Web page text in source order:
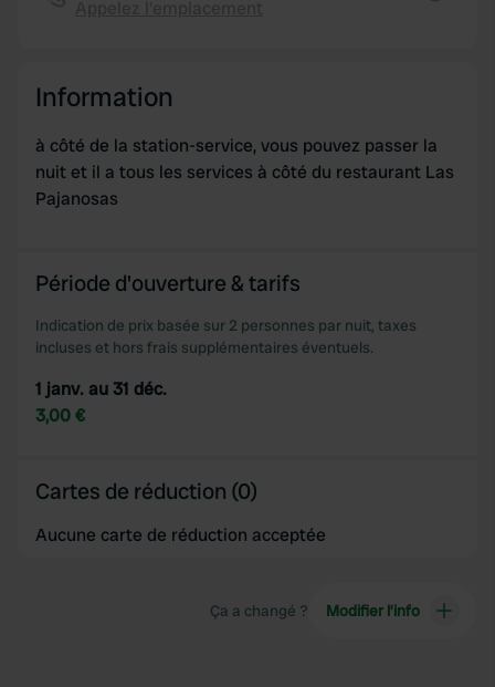
provided to them or that they’ve collected from your use
Information
à côté de la station-service, vous pouvez passer la
nuit et il a tous les services à côté du restaurant Las
Pajanosas
Période d'ouverture & tarifs
Indication de prix basée sur 2 personnes par nuit, taxes
incluses et hors frais supplémentaires éventuels.
1 janv. au 31 déc.
3,00 €
Cartes de réduction (0)
Aucune carte de réduction acceptée
Ça a changé ? Modifier l’info